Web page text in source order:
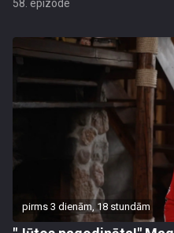
58. epizode
pirms 3 dienām, 18 stundām